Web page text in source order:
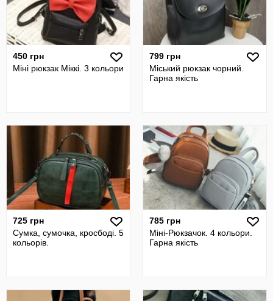
450 грн
Міні рюкзак Міккі. 3 кольори
799 грн
Міський рюкзак чорний.
Гарна якість
725 грн
Сумка, сумочка, кросбоді. 5
кольорів.
785 грн
Міні-Рюкзачок. 4 кольори.
Гарна якість